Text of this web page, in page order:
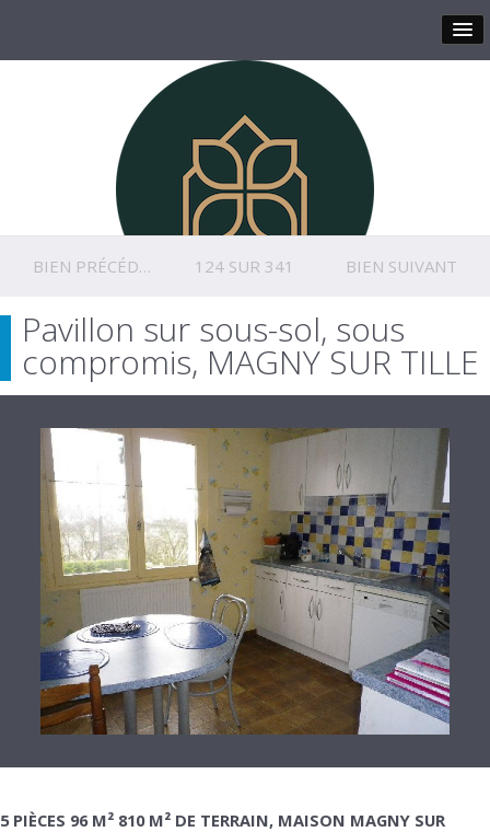
BIEN PRÉCÉDENT 124 SUR 341 BIEN SUIVANT
Pavillon sur sous-sol, sous
compromis, MAGNY SUR TILLE
5 PIÈCES 96 M² 810 M² DE TERRAIN, MAISON MAGNY SUR